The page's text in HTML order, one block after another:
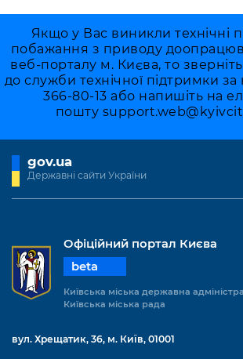
Якщо у Вас виникли технічні
побажання з приводу
веб-порталу м. Києва, то
до служби технічної підтримки
366-80-13 або напишіть на
пошту
gov.ua
Державні сайти України
Офіційний портал Києва
beta
Київська міська державна
Київська міська рада
вул. Хрещатик, 36, м. Київ, 01001